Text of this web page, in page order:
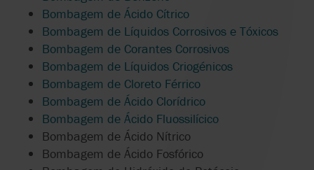
Bombagem de Ácido Cítrico
Bombagem de Líquidos Corrosivos e Tóxicos
Bombagem de Corantes Corrosivos
Bombagem de Líquidos Criogénicos
Bombagem de Cloreto Férrico
Bombagem de Ácido Clorídrico
Bombagem de Ácido Fluossilícico
Bombagem de Ácido Nítrico
Bombagem de Ácido Fosfórico